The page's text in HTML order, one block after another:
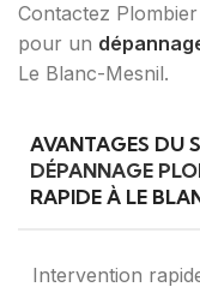
Contactez
pour un
Le Blanc-Mesnil.
AVANTAGES DU
DÉPANNAGE
RAPIDE À LE
Intervention